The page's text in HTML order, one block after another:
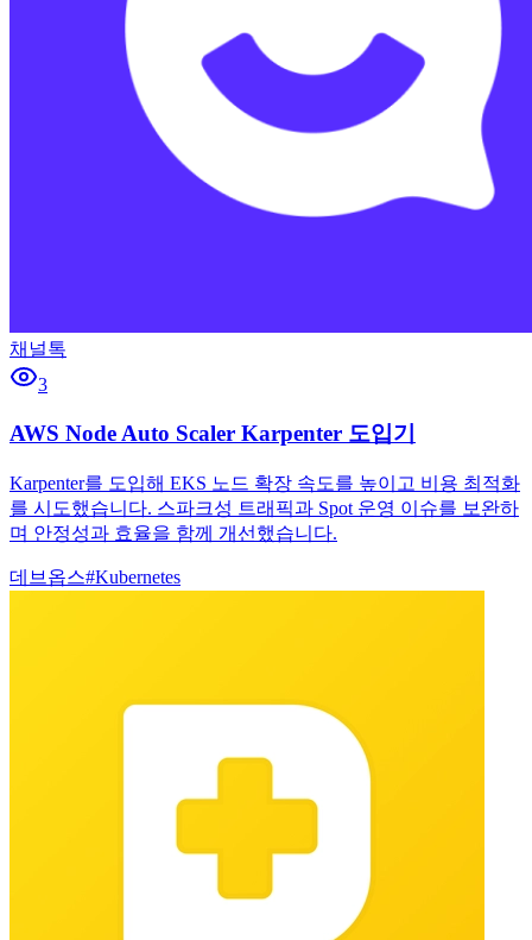
채널톡
3
AWS Node Auto Scaler Karpenter 도입기
Karpenter를 도입해 EKS 노드 확장 속도를 높이고 비용 최적화
를 시도했습니다. 스파크성 트래픽과 Spot 운영 이슈를 보완하
며 안정성과 효율을 함께 개선했습니다.
데브옵스#Kubernetes